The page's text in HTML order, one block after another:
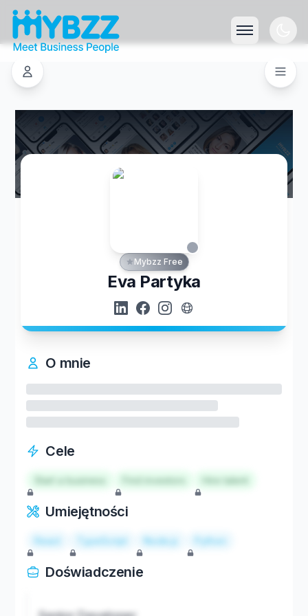
Mybzz Free
Eva Partyka
O mnie
Cele
Start a business Hire talent
Umiejętności
React TypeScript Node.js Python
Doświadczenie